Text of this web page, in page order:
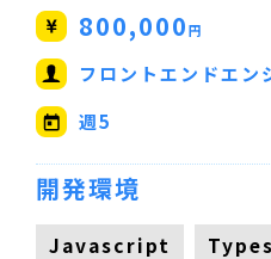
800,000円
フロントエンドエン
週5
開発環境
Javascript